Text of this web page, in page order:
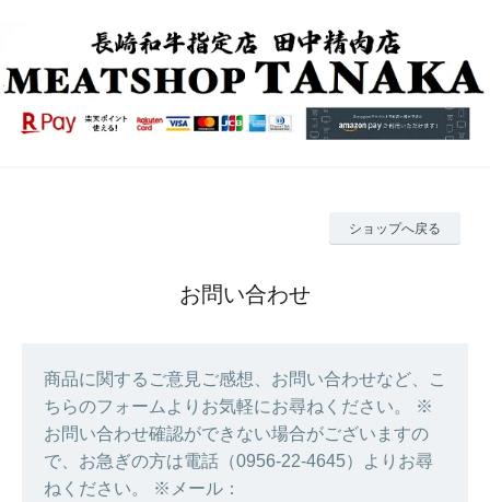
ショップへ戻る
お問い合わせ
商品に関するご意見ご感想、お問い合わせなど、こ
ちらのフォームよりお気軽にお尋ねください。 ※
お問い合わせ確認ができない場合がございますの
で、お急ぎの方は電話（0956-22-4645）よりお尋
ねください。 ※メール：